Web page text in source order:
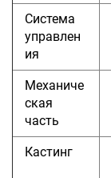
Система
управлен
ия
Механиче
ская
часть
Кастинг